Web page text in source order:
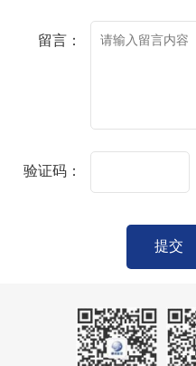
留言：
验证码：
提交